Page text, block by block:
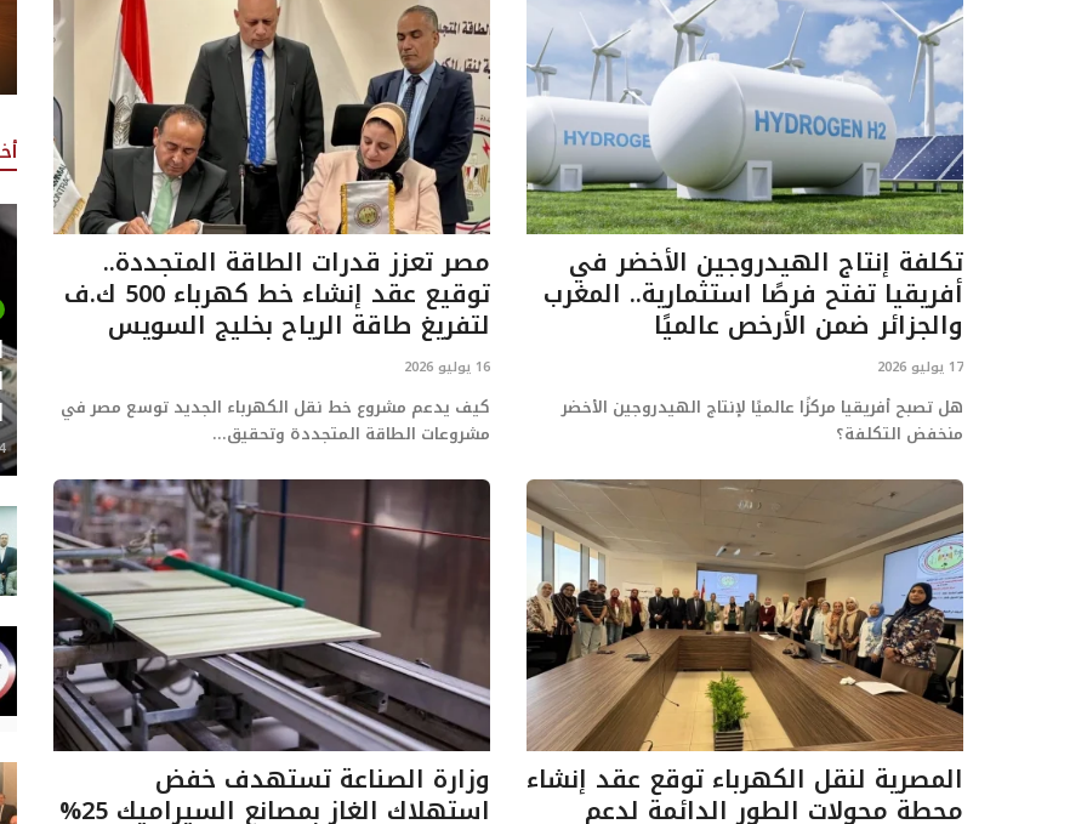
تكلفة إنتاج الهيدروجين الأخضر في
أفريقيا تفتح فرصًا استثمارية.. المغرب
والجزائر ضمن الأرخص عالميًا
17 يوليو 2026
هل تصبح أفريقيا مركزًا عالميًا لإنتاج الهيدروجين الأخضر
منخفض التكلفة؟
مصر تعزز قدرات الطاقة المتجددة..
توقيع عقد إنشاء خط كهرباء 500 ك.ف
لتفريغ طاقة الرياح بخليج السويس
16 يوليو 2026
كيف يدعم مشروع خط نقل الكهرباء الجديد توسع مصر في
مشروعات الطاقة المتجددة وتحقيق...
المصرية لنقل الكهرباء توقع عقد إنشاء
محطة محولات الطور الدائمة لدعم
وزارة الصناعة تستهدف خفض
استهلاك الغاز بمصانع السيراميك 25%
24